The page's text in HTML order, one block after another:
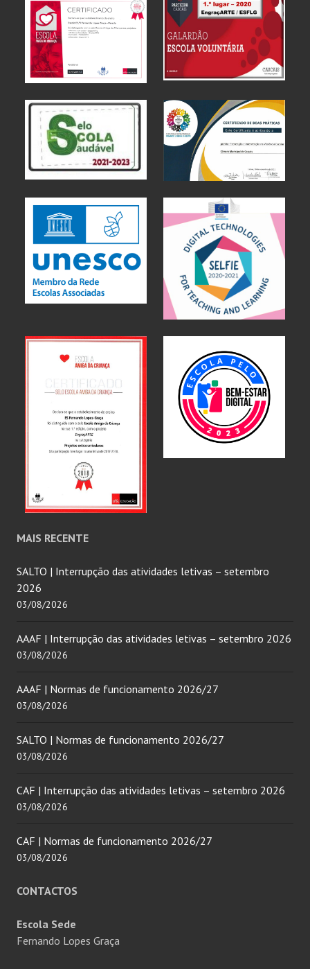
MAIS RECENTE
SALTO | Interrupção das atividades letivas – setembro
2026
03/08/2026
AAAF | Interrupção das atividades letivas – setembro 2026
03/08/2026
AAAF | Normas de funcionamento 2026/27
03/08/2026
SALTO | Normas de funcionamento 2026/27
03/08/2026
CAF | Interrupção das atividades letivas – setembro 2026
03/08/2026
CAF | Normas de funcionamento 2026/27
03/08/2026
CONTACTOS
Escola Sede
Fernando Lopes Graça